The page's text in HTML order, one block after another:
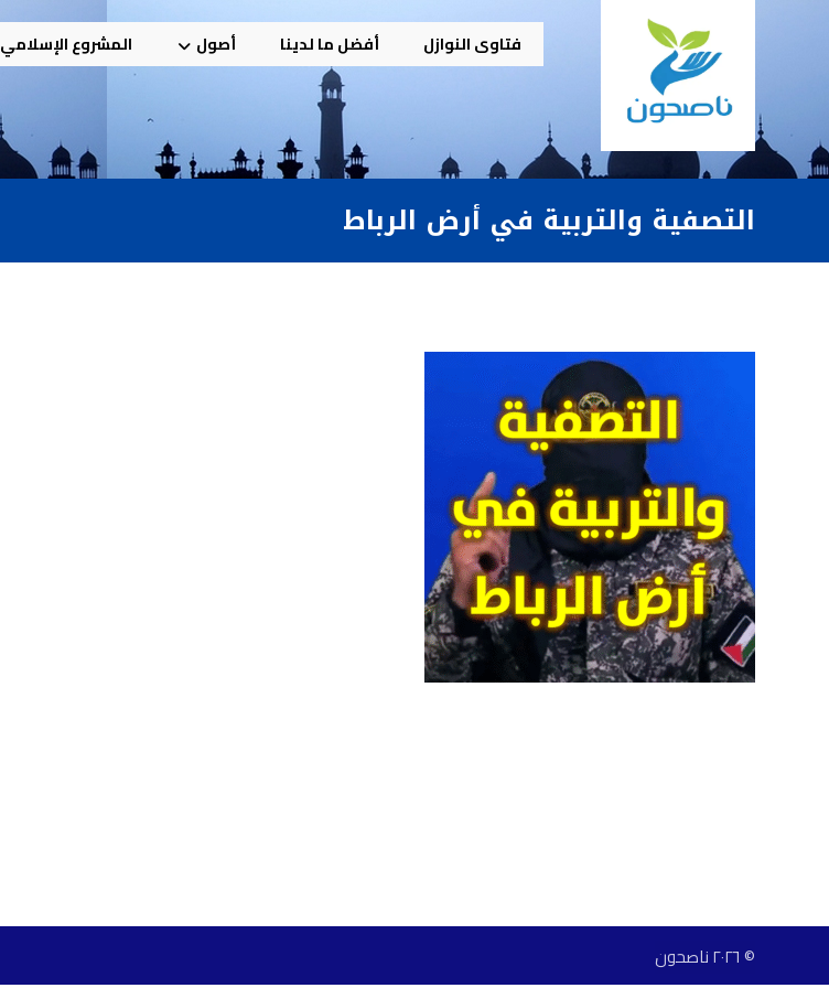
فتاوى النوازل أفضل ما لدينا أصول المشروع الإسلامي
التصفية والتربية في أرض الرباط
© ٢٠٢٦ ناصحون